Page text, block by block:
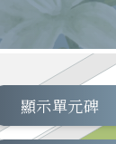
顯示單元碑